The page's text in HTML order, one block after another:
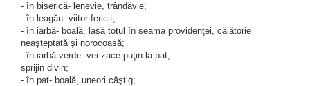
- în biserică- lenevie, trândăvie;
- în leagăn- viitor fericit;
- în iarbă- boală, lasă totul în seama providenţei, călătorie
neaşteptată şi norocoasă;
- în iarbă verde- vei zace puţin la pat;
sprijin divin;
- în pat- boală, uneori câştig;